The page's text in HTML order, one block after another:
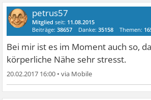
petrus57
Mitglied seit: 11.08.2015
Beiträge:38657 Danke:35158 Themen:
Bei mir ist es im Moment auch so,
körperliche Nähe sehr stresst.
20.02.2017 16:00 •